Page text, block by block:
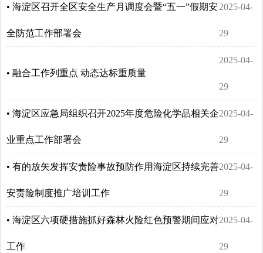
• 海淀区召开全区安全生产月调度会暨“五一”假期安
全防范工作部署会
2025-04-
29
• 融合工作列重点 动态达标重质量
2025-04-
29
• 海淀区应急局组织召开2025年度危险化学品相关企
业重点工作部署会
2025-04-
29
• 有的放矢发挥安责险事故预防作用海淀区持续完善
安责险制度推广培训工作
2025-04-
29
• 海淀区六项硬措施抓好森林火险红色预警期间应对
工作
2025-04-
29